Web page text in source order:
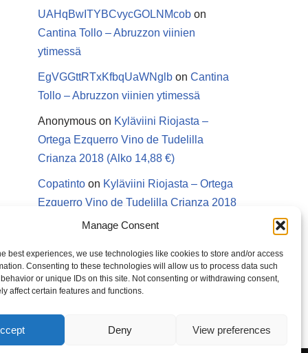
Manage Consent
best experiences, we use technologies like cookies to store and/or access
Consenting to these technologies will allow us to process data such
or unique IDs on this site. Not consenting or withdrawing consent,
affect certain features and functions.
Deny View preferences
UAHqBwITYBCvycGOLNMcob on
Cantina Tollo – Abruzzon viinien
ytimessä
EgVGGttRTxKfbqUaWNglb on Cantina
Tollo – Abruzzon viinien ytimessä
Anonymous on Kyläviini Riojasta –
Ortega Ezquerro Vino de Tudelilla
Crianza 2018 (Alko 14,88 €)
Copatinto on Kyläviini Riojasta – Ortega
Ezquerro Vino de Tudelilla Crianza 2018
(Alko 14,88 €)
Riojasta – Ortega Ezquerro Vino de
Tudelilla Crianza 2018 (Alko 14,88 €)